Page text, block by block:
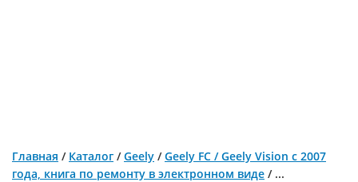
Главная / Каталог /Geely /Geely FC / Geely Vision с 2007
года, книга по ремонту в электронном виде / ...